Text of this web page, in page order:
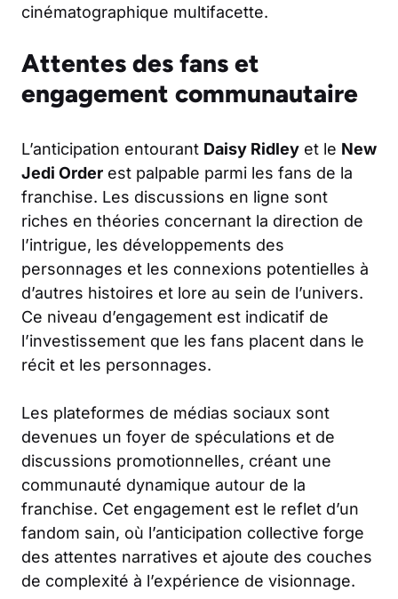
cinématographique multifacette.
Attentes des fans et
engagement communautaire
L’anticipation entourant Daisy Ridley et le New
Jedi Order est palpable parmi les fans de la
franchise. Les discussions en ligne sont
riches en théories concernant la direction de
l’intrigue, les développements des
personnages et les connexions potentielles à
d’autres histoires et lore au sein de l’univers.
Ce niveau d’engagement est indicatif de
l’investissement que les fans placent dans le
récit et les personnages.
Les plateformes de médias sociaux sont
devenues un foyer de spéculations et de
discussions promotionnelles, créant une
communauté dynamique autour de la
franchise. Cet engagement est le reflet d’un
fandom sain, où l’anticipation collective forge
des attentes narratives et ajoute des couches
de complexité à l’expérience de visionnage.